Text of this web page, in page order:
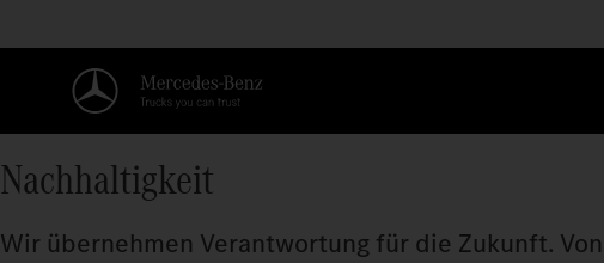
Nachhaltigkeit
Wir übernehmen Verantwortung für die Zukunft.